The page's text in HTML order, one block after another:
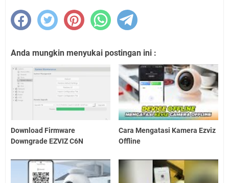
Anda mungkin menyukai postingan ini :
Download Firmware
Downgrade EZVIZ C6N
Cara Mengatasi Kamera Ezviz
Offline